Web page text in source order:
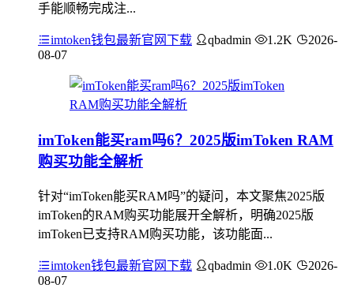
手能顺畅完成注...
imtoken钱包最新官网下载 qbadmin 1.2K
2026-
08-07
imToken能买ram吗6？2025版imToken RAM
购买功能全解析
针对“imToken能买RAM吗”的疑问，本文聚焦2025版
imToken的RAM购买功能展开全解析，明确2025版
imToken已支持RAM购买功能，该功能面...
imtoken钱包最新官网下载 qbadmin 1.0K
2026-
08-07